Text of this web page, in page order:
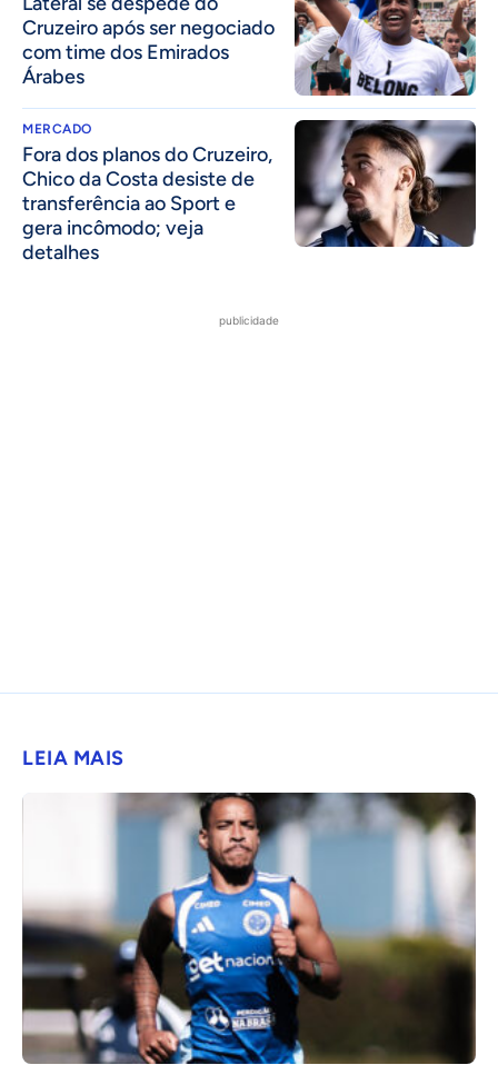
Cruzeiro após ser negociado
com time dos Emirados
Árabes
MERCADO
Fora dos planos do Cruzeiro,
Chico da Costa desiste de
transferência ao Sport e
gera incômodo; veja
detalhes
publicidade
LEIA MAIS